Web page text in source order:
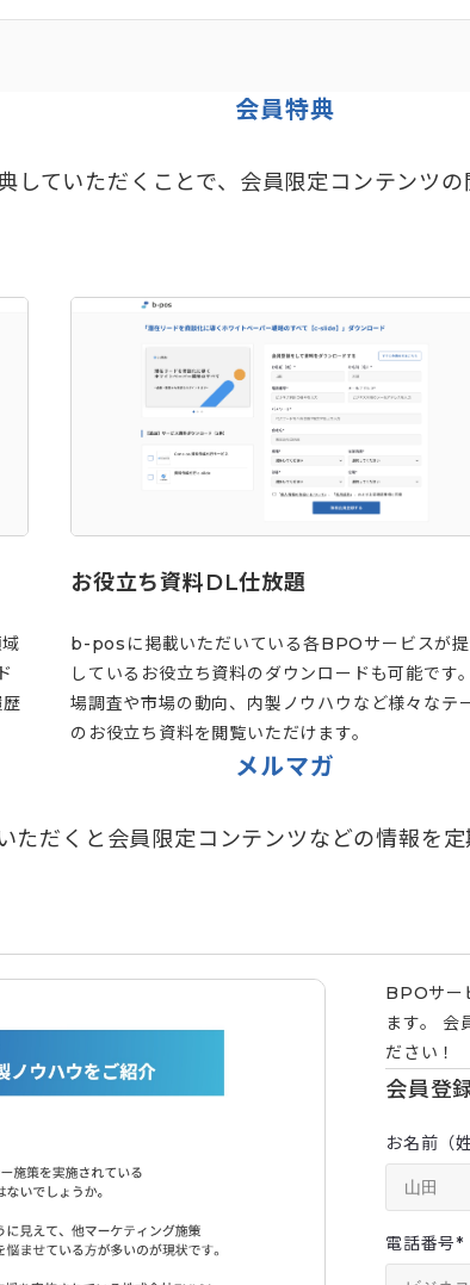
会員特典
していただくことで、会員限定コンテンツの
お役立ち資料DL仕放題
b-posに掲載いただいている各BPOサービスが
しているお役立ち資料のダウンロードも可能です
場調査や市場の動向、内製ノウハウなど様々なテ
のお役立ち資料を閲覧いただけます。
メルマガ
ただくと会員限定コンテンツなどの情報を定
BPOサー
ます。 会
ださい！
会員登
お名前（姓
電話番号*